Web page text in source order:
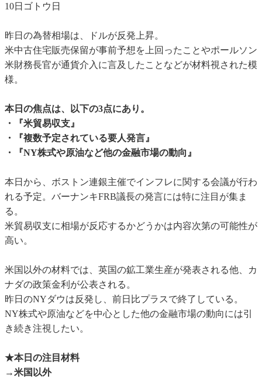
10日ゴトウ日
昨日の為替相場は、ドルが反発上昇。
米中古住宅販売保留が事前予想を上回ったことやポールソン
米財務長官が通貨介入に言及したことなどが材料視された模
様。
本日の焦点は、以下の3点にあり。
・『米貿易収支』
・『複数予定されている要人発言』
・『NY株式や原油など他の金融市場の動向』
本日から、ボストン連銀主催でインフレに関する会議が行わ
れる予定。バーナンキFRB議長の発言には特に注目が集ま
る。
米貿易収支に相場が反応するかどうかは内容次第の可能性が
高い。
米国以外の材料では、英国の鉱工業生産が発表される他、カ
ナダの政策金利が公表される。
昨日のNYダウは反発し、前日比プラスで終了している。
NY株式や原油などを中心とした他の金融市場の動向には引
き続き注視したい。
★本日の注目材料
→米国以外